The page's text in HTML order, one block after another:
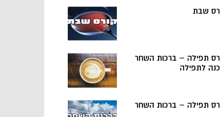
שבת
תפילה – ברכות השחר
לתפילה
תפילה – ברכות השחר